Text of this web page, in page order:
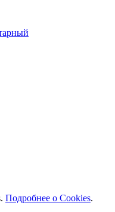
Подробнее о Cookies.